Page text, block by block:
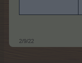
2/9/22